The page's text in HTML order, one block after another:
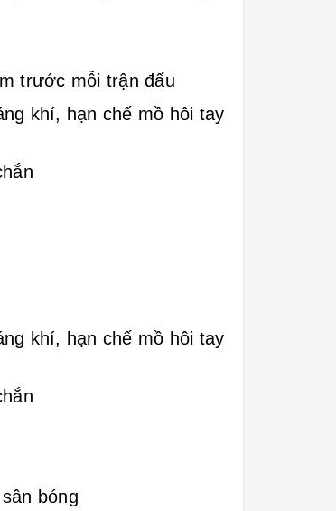
trước mỗi trận đấu
khí, hạn chế mồ hôi tay
khí, hạn chế mồ hôi tay
bóng